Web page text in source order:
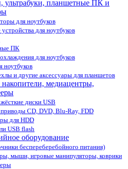
ультрабуки, планшетные ПК и
для ноутбуков
для ноутбуков
ПК
для ноутбуков
ноутбуков
и другие аксессуары для планшетов
медиацентры,
диски USB
CD, DVD, Blu-Ray, FDD
для HDD
USB flash
оборудование
беспереберебойного питания)
мыши, игровые манипуляторы, коврики